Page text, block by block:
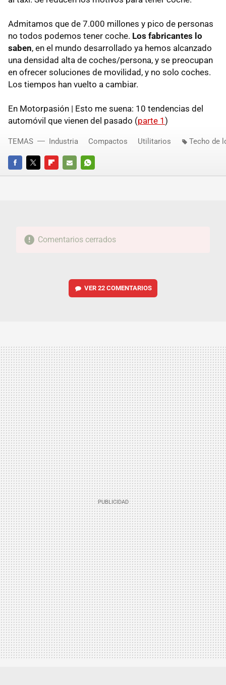
Admitamos que de 7.000 millones y pico de personas
no todos podemos tener coche. Los fabricantes lo
saben, en el mundo desarrollado ya hemos alcanzado
una densidad alta de coches/persona, y se preocupan
en ofrecer soluciones de movilidad, y no solo coches.
Los tiempos han vuelto a cambiar.
En Motorpasión | Esto me suena: 10 tendencias del
automóvil que vienen del pasado (parte 1 )
FACEBOOKTWITTERFLIPBOARD
E-
WHATSAPP
TEMAS Industria Compactos Utilitarios Techo de
Comentarios cerrados
VER 22 COMENTARIOS